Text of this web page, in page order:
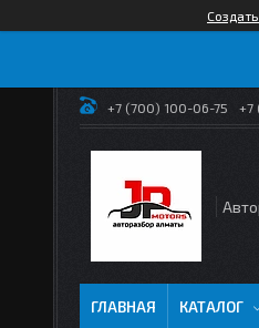
+7 (700) 100-06-75 +7
ГЛАВНАЯ КАТАЛОГ